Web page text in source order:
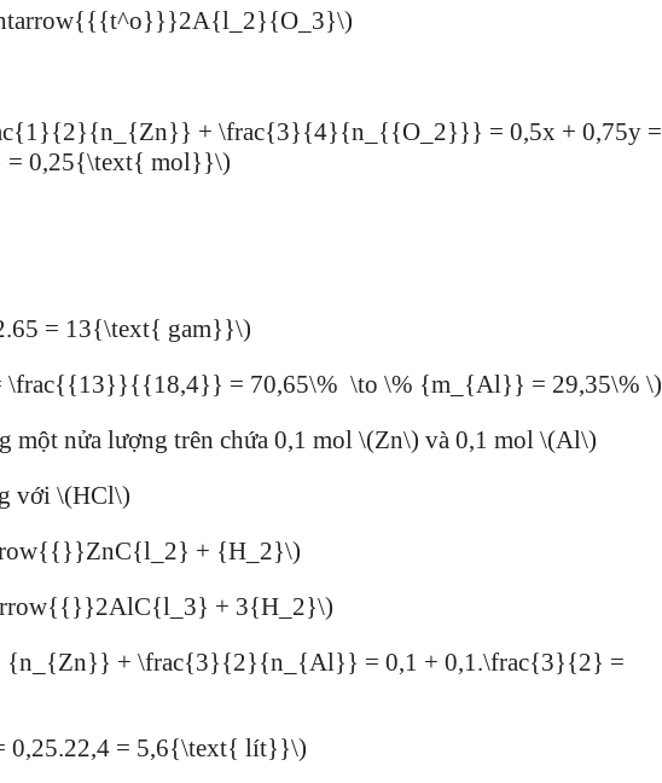
+ \frac{3}{4}{n_{{O_2}}} = 0,5x + 0,75y =
0,25{\text{ mol}}\)
= 13{\text{ gam}}\)
= 70,65\% \to \% {m_{Al}} = 29,35\% \)
một nửa lượng trên chứa 0,1 mol \(Zn\) và 0,1 mol \(Al\)
với \(HCl\)
+ {H_2}\)
+ 3{H_2}\)
+ \frac{3}{2}{n_{Al}} = 0,1 + 0,1.\frac{3}{2} =
= 5,6{\text{ lít}}\)